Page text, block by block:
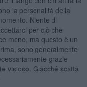
la personalità della
Niente di
per ciò che
meno, ma questo è un
sono generalmente
grazie
vistoso. Giacché scatta